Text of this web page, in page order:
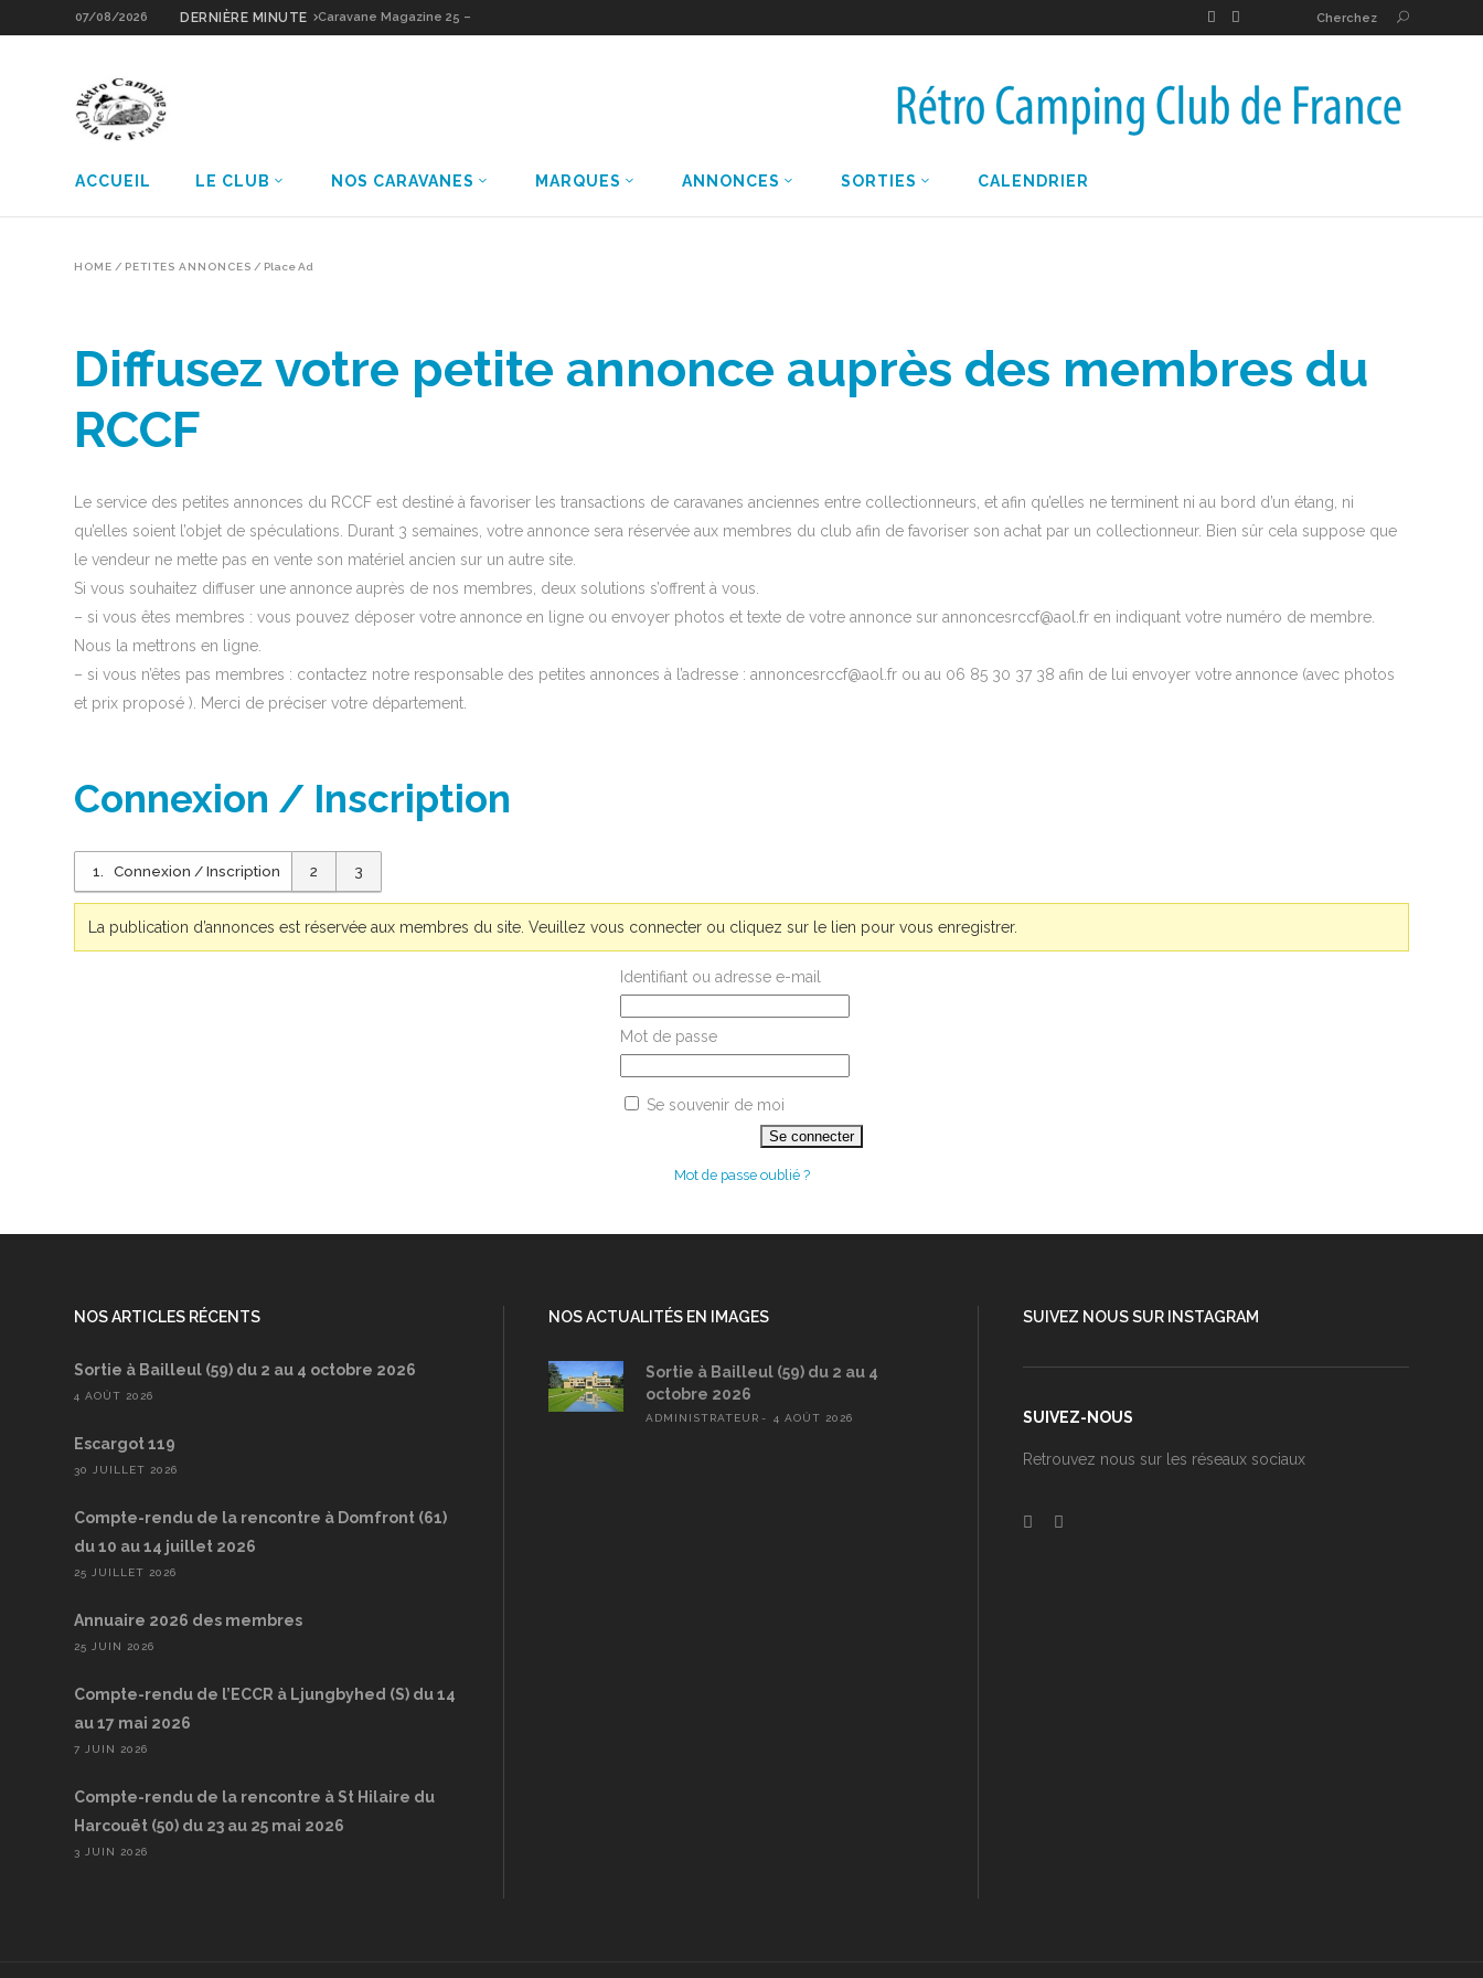
07/08/2026 DERNIÈRE MINUTE Caravane Magazine 25 – Cherchez
ACCUEIL LE CLUB NOS CARAVANES MARQUES ANNONCES SORTIES CALENDRIER
HOME / PETITES ANNONCES / Place Ad
Diffusez votre petite annonce auprès des membres du
RCCF
Le service des petites annonces du RCCF est destiné à favoriser les transactions de caravanes anciennes entre collectionneurs, et afin qu’elles ne terminent ni au bord d’un étang, ni
qu’elles soient l’objet de spéculations. Durant 3 semaines, votre annonce sera réservée aux membres du club afin de favoriser son achat par un collectionneur. Bien sûr cela suppose que
le vendeur ne mette pas en vente son matériel ancien sur un autre site.
Si vous souhaitez diffuser une annonce auprès de nos membres, deux solutions s’offrent à vous.
– si vous êtes membres : vous pouvez déposer votre annonce en ligne ou envoyer photos et texte de votre annonce sur annoncesrccf@aol.fr en indiquant votre numéro de membre.
Nous la mettrons en ligne.
– si vous n’êtes pas membres : contactez notre responsable des petites annonces à l’adresse : annoncesrccf@aol.fr ou au 06 85 30 37 38 afin de lui envoyer votre annonce (avec photos
et prix proposé ). Merci de préciser votre département.
Connexion / Inscription
1 Connexion / Inscription 2 3
La publication d’annonces est réservée aux membres du site. Veuillez vous connecter ou cliquez sur le lien pour vous enregistrer.
Identifiant ou adresse e-mail
Mot de passe
Se souvenir de moi
Mot de passe oublié ?
NOS ARTICLES RÉCENTS
Sortie à Bailleul (59) du 2 au 4 octobre 2026
4 AOÛT 2026
Escargot 119
30 JUILLET 2026
Compte-rendu de la rencontre à Domfront (61)
du 10 au 14 juillet 2026
25 JUILLET 2026
Annuaire 2026 des membres
25 JUIN 2026
Compte-rendu de l’ECCR à Ljungbyhed (S) du 14
au 17 mai 2026
7 JUIN 2026
Compte-rendu de la rencontre à St Hilaire du
Harcouët (50) du 23 au 25 mai 2026
3 JUIN 2026
NOS ACTUALITÉS EN IMAGES
Sortie à Bailleul (59) du 2 au 4
octobre 2026
ADMINISTRATEUR 4 AOÛT 2026
SUIVEZ NOUS SUR INSTAGRAM
SUIVEZ-NOUS
Retrouvez nous sur les réseaux sociaux